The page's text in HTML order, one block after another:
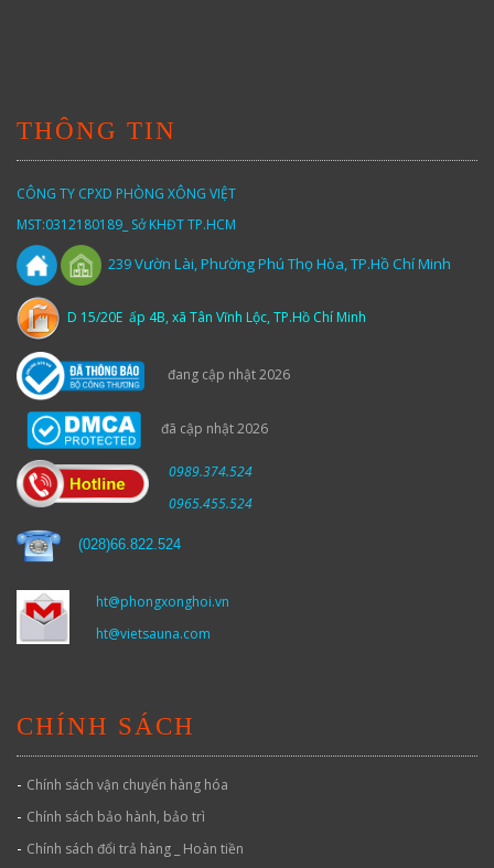
THÔNG TIN
CÔNG TY CPXD PHÒNG XÔNG VIỆT
MST:0312180189_ Sở KHĐT TP.HCM
239Vườn Lài,Phường Phú Thọ Hòa, TP.Hồ Chí Minh
D 15/20E ấp 4B, xã Tân Vĩnh Lộc, TP.Hồ Chí Minh
đang cập nhật 2026
đã cập nhật 2026
0989.374.524
0965.455.524
(028)66.822.524
ht@phongxonghoi.vn
ht@vietsauna.com
CHÍNH SÁCH
- Chính sách vận chuyển hàng hóa
- Chính sách bảo hành, bảo trì
- Chính sách đổi trả hàng _ Hoàn tiền